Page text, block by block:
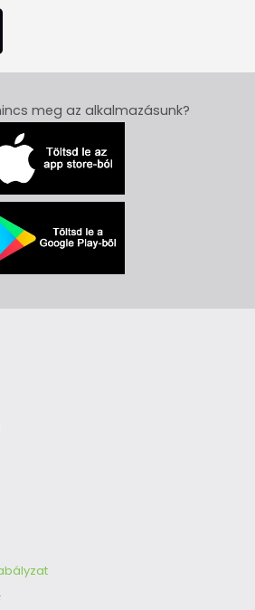
meg az alkalmazásunk?